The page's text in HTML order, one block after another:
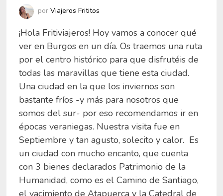
por Viajeros Frititos
¡Hola Fritiviajeros! Hoy vamos a conocer qué
ver en Burgos en un día. Os traemos una ruta
por el centro histórico para que disfrutéis de
todas las maravillas que tiene esta ciudad.
Una ciudad en la que los inviernos son
bastante fríos -y más para nosotros que
somos del sur- por eso recomendamos ir en
épocas veraniegas. Nuestra visita fue en
Septiembre y tan agusto, solecito y calor. Es
un ciudad con mucho encanto, que cuenta
con 3 bienes declarados Patrimonio de la
Humanidad, como es el Camino de Santiago,
el yacimiento de Atapuerca y la Catedral de